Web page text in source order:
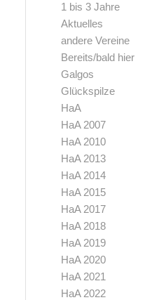
1 bis 3 Jahre
Aktuelles
andere Vereine
Bereits/bald hier
Galgos
Glückspilze
HaA
HaA 2007
HaA 2010
HaA 2013
HaA 2014
HaA 2015
HaA 2017
HaA 2018
HaA 2019
HaA 2020
HaA 2021
HaA 2022